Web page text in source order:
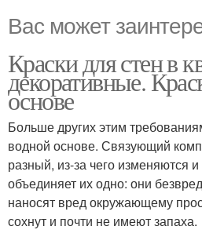
Вас может
Краски для стен в
декоративные.
основе
Больше других этим
водной основе. Связующий
разный, из-за чего изменяются
объединяет их одно: они
наносят вред окружающему
сохнут и почти не имеют запаха.